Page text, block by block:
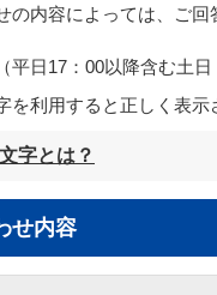
内容によっては、ご回
平日17：00以降含む土
を利用すると正しく表
字とは？
せ内容